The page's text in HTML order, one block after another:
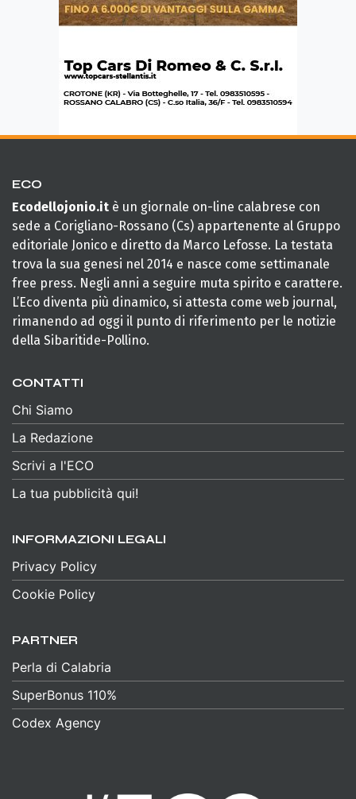
ECO
Ecodellojonio.it è un giornale on-line calabrese con
sede a Corigliano-Rossano (Cs) appartenente al Gruppo
editoriale Jonico e diretto da Marco Lefosse. La testata
trova la sua genesi nel 2014 e nasce come settimanale
free press. Negli anni a seguire muta spirito e carattere.
L’Eco diventa più dinamico, si attesta come web journal,
rimanendo ad oggi il punto di riferimento per le notizie
della Sibaritide-Pollino.
CONTATTI
Chi Siamo
La Redazione
Scrivi a l'ECO
La tua pubblicità qui!
INFORMAZIONI LEGALI
Privacy Policy
Cookie Policy
PARTNER
Perla di Calabria
SuperBonus 110%
Codex Agency